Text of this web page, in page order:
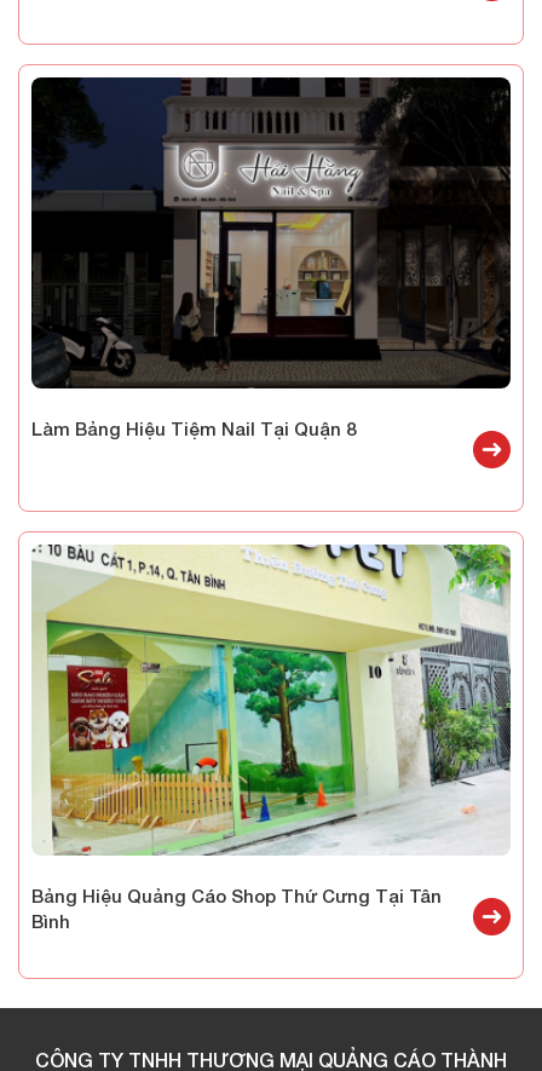
Làm Bảng Hiệu Tiệm Nail Tại Quận 8
Bảng Hiệu Quảng Cáo Shop Thứ Cưng Tại Tân
Bình
CÔNG TY TNHH THƯƠNG MẠI QUẢNG CÁO THÀNH